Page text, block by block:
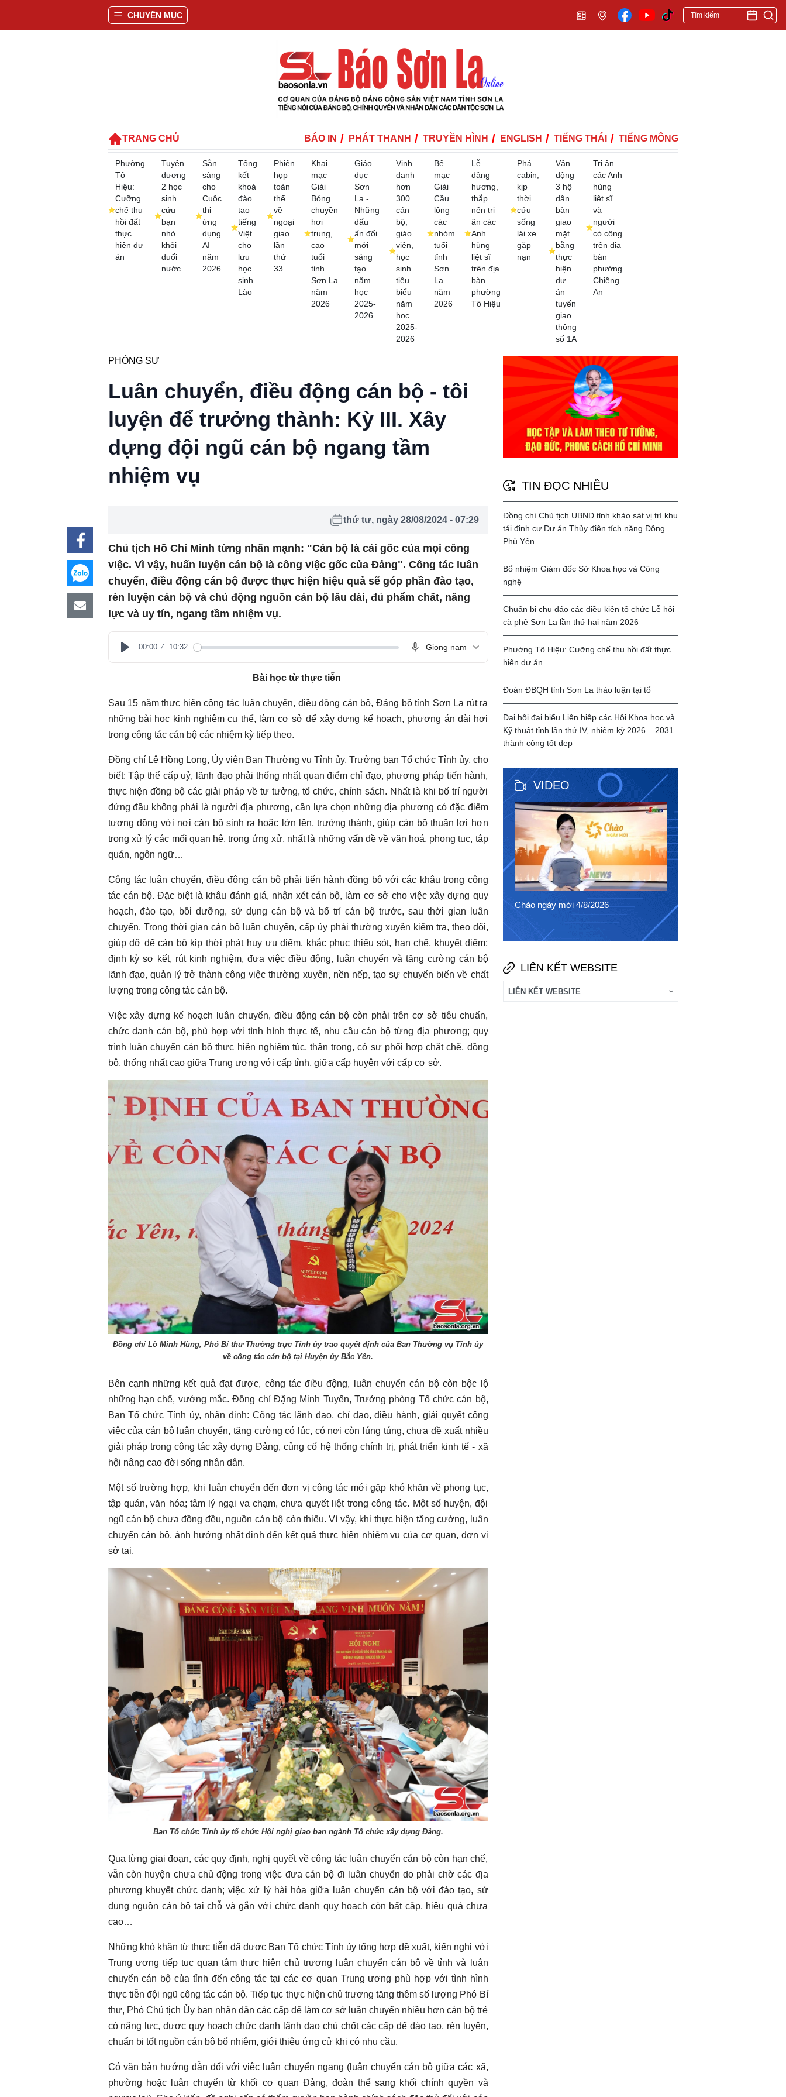
CHUYÊN MỤC
TRANG CHỦ BÁO IN PHÁT THANH TRUYỀN HÌNH ENGLISH TIẾNG THÁI TIẾNG MÔNG
Phường
Tô
Hiệu:
Cưỡng
chế thu
hồi đất
thực
hiện dự
án
Tuyên
dương
2 học
sinh
cứu
bạn
nhỏ
khỏi
đuối
nước
Sẵn
sàng
cho
Cuộc
thi
ứng
dụng
AI
năm
2026
Tổng
kết
khoá
đào
tạo
tiếng
Việt
cho
lưu
học
sinh
Lào
Phiên
họp
toàn
thể
về
ngoại
giao
lần
thứ
33
Khai
mạc
Giải
Bóng
chuyền
hơi
trung,
cao
tuổi
tỉnh
Sơn La
năm
2026
Giáo
dục
Sơn
La -
Những
dấu
ấn đổi
mới
sáng
tạo
năm
học
2025-
2026
Vinh
danh
hơn
300
cán
bộ,
giáo
viên,
học
sinh
tiêu
biểu
năm
học
2025-
2026
Bế
mạc
Giải
Cầu
lông
các
nhóm
tuổi
tỉnh
Sơn
La
năm
2026
Lễ
dâng
hương,
thắp
nến tri
ân các
Anh
hùng
liệt sĩ
trên địa
bàn
phường
Tô Hiệu
Phá
cabin,
kịp
thời
cứu
sống
lái xe
gặp
nạn
Vận
động
3 hộ
dân
bàn
giao
mặt
bằng
thực
hiện
dự
án
tuyến
giao
thông
số 1A
Tri ân
các Anh
hùng
liệt sĩ
và
người
có công
trên địa
bàn
phường
Chiềng
An
PHÓNG SỰ
Luân chuyển, điều động cán bộ - tôi
luyện để trưởng thành: Kỳ III. Xây
dựng đội ngũ cán bộ ngang tầm
nhiệm vụ
thứ tư, ngày 28/08/2024 - 07:29
Chủ tịch Hồ Chí Minh từng nhấn mạnh: "Cán bộ là cái gốc của mọi công
việc. Vì vậy, huấn luyện cán bộ là công việc gốc của Đảng". Công tác luân
chuyển, điều động cán bộ được thực hiện hiệu quả sẽ góp phần đào tạo,
rèn luyện cán bộ và chủ động nguồn cán bộ lâu dài, đủ phẩm chất, năng
lực và uy tín, ngang tầm nhiệm vụ.
Play
00:00 10:32 Giọng nam
Bài học từ thực tiễn
Sau 15 năm thực hiện công tác luân chuyển, điều động cán bộ, Đảng bộ tỉnh Sơn La rút ra
những bài học kinh nghiệm cụ thể, làm cơ sở để xây dựng kế hoạch, phương án dài hơi
trong công tác cán bộ các nhiệm kỳ tiếp theo.
Đồng chí Lê Hồng Long, Ủy viên Ban Thường vụ Tỉnh ủy, Trưởng ban Tổ chức Tỉnh ủy, cho
biết: Tập thể cấp uỷ, lãnh đạo phải thống nhất quan điểm chỉ đạo, phương pháp tiến hành,
thực hiện đồng bộ các giải pháp về tư tưởng, tổ chức, chính sách. Nhất là khi bố trí người
đứng đầu không phải là người địa phương, cần lựa chọn những địa phương có đặc điểm
tương đồng với nơi cán bộ sinh ra hoặc lớn lên, trưởng thành, giúp cán bộ thuận lợi hơn
trong xử lý các mối quan hệ, trong ứng xử, nhất là những vấn đề về văn hoá, phong tục, tập
quán, ngôn ngữ…
Công tác luân chuyển, điều động cán bộ phải tiến hành đồng bộ với các khâu trong công
tác cán bộ. Đặc biệt là khâu đánh giá, nhận xét cán bộ, làm cơ sở cho việc xây dựng quy
hoạch, đào tạo, bồi dưỡng, sử dụng cán bộ và bố trí cán bộ trước, sau thời gian luân
chuyển. Trong thời gian cán bộ luân chuyển, cấp ủy phải thường xuyên kiểm tra, theo dõi,
giúp đỡ để cán bộ kịp thời phát huy ưu điểm, khắc phục thiếu sót, hạn chế, khuyết điểm;
định kỳ sơ kết, rút kinh nghiệm, đưa việc điều động, luân chuyển và tăng cường cán bộ
lãnh đạo, quản lý trở thành công việc thường xuyên, nền nếp, tạo sự chuyển biến về chất
lượng trong công tác cán bộ.
Việc xây dựng kế hoạch luân chuyển, điều động cán bộ còn phải trên cơ sở tiêu chuẩn,
chức danh cán bộ, phù hợp với tình hình thực tế, nhu cầu cán bộ từng địa phương; quy
trình luân chuyển cán bộ thực hiện nghiêm túc, thận trọng, có sự phối hợp chặt chẽ, đồng
bộ, thống nhất cao giữa Trung ương với cấp tỉnh, giữa cấp huyện với cấp cơ sở.
Đồng chí Lò Minh Hùng, Phó Bí thư Thường trực Tỉnh ủy trao quyết định của Ban Thường vụ Tỉnh ủy
về công tác cán bộ tại Huyện ủy Bắc Yên.
Bên cạnh những kết quả đạt được, công tác điều động, luân chuyển cán bộ còn bộc lộ
những hạn chế, vướng mắc. Đồng chí Đặng Minh Tuyến, Trưởng phòng Tổ chức cán bộ,
Ban Tổ chức Tỉnh ủy, nhận định: Công tác lãnh đạo, chỉ đạo, điều hành, giải quyết công
việc của cán bộ luân chuyển, tăng cường có lúc, có nơi còn lúng túng, chưa đề xuất nhiều
giải pháp trong công tác xây dựng Đảng, củng cố hệ thống chính trị, phát triển kinh tế - xã
hội nâng cao đời sống nhân dân.
Một số trường hợp, khi luân chuyển đến đơn vị công tác mới gặp khó khăn về phong tục,
tập quán, văn hóa; tâm lý ngại va chạm, chưa quyết liệt trong công tác. Một số huyện, đội
ngũ cán bộ chưa đồng đều, nguồn cán bộ còn thiếu. Vì vậy, khi thực hiện tăng cường, luân
chuyển cán bộ, ảnh hưởng nhất định đến kết quả thực hiện nhiệm vụ của cơ quan, đơn vị
sở tại.
Ban Tổ chức Tỉnh ủy tổ chức Hội nghị giao ban ngành Tổ chức xây dựng Đảng.
Qua từng giai đoạn, các quy định, nghị quyết về công tác luân chuyển cán bộ còn hạn chế,
vẫn còn huyện chưa chủ động trong việc đưa cán bộ đi luân chuyển do phải chờ các địa
phương khuyết chức danh; việc xử lý hài hòa giữa luân chuyển cán bộ với đào tạo, sử
dụng nguồn cán bộ tại chỗ và gắn với chức danh quy hoạch còn bất cập, hiệu quả chưa
cao…
Những khó khăn từ thực tiễn đã được Ban Tổ chức Tỉnh ủy tổng hợp đề xuất, kiến nghị với
Trung ương tiếp tục quan tâm thực hiện chủ trương luân chuyển cán bộ về tỉnh và luân
chuyển cán bộ của tỉnh đến công tác tại các cơ quan Trung ương phù hợp với tình hình
thực tiễn đội ngũ công tác cán bộ. Tiếp tục thực hiện chủ trương tăng thêm số lượng Phó Bí
thư, Phó Chủ tịch Ủy ban nhân dân các cấp để làm cơ sở luân chuyển nhiều hơn cán bộ trẻ
có năng lực, được quy hoạch chức danh lãnh đạo chủ chốt các cấp để đào tạo, rèn luyện,
chuẩn bị tốt nguồn cán bộ bổ nhiệm, giới thiệu ứng cử khi có nhu cầu.
Có văn bản hướng dẫn đối với việc luân chuyển ngang (luân chuyển cán bộ giữa các xã,
phường hoặc luân chuyển từ khối cơ quan Đảng, đoàn thể sang khối chính quyền và
TIN ĐỌC NHIỀU
Đồng chí Chủ tịch UBND tỉnh khảo sát vị trí khu
tái định cư Dự án Thủy điện tích năng Đông
Phù Yên
Bổ nhiệm Giám đốc Sở Khoa học và Công
nghệ
Chuẩn bị chu đáo các điều kiện tổ chức Lễ hội
cà phê Sơn La lần thứ hai năm 2026
Phường Tô Hiệu: Cưỡng chế thu hồi đất thực
hiện dự án
Đoàn ĐBQH tỉnh Sơn La thảo luận tại tổ
Đại hội đại biểu Liên hiệp các Hội Khoa học và
Kỹ thuật tỉnh lần thứ IV, nhiệm kỳ 2026 – 2031
thành công tốt đẹp
VIDEO
Chào ngày mới 31/7/2026 Chào ngày mới 30/7/2026
Chào ngày mới 5/8/2026 Chào ngày mới 4/8/2026
Chào ngày mới 3/8/2026
LIÊN KẾT WEBSITE